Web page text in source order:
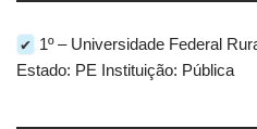
✔ 1º – Universidade Federal
Estado: PE Instituição: Pública